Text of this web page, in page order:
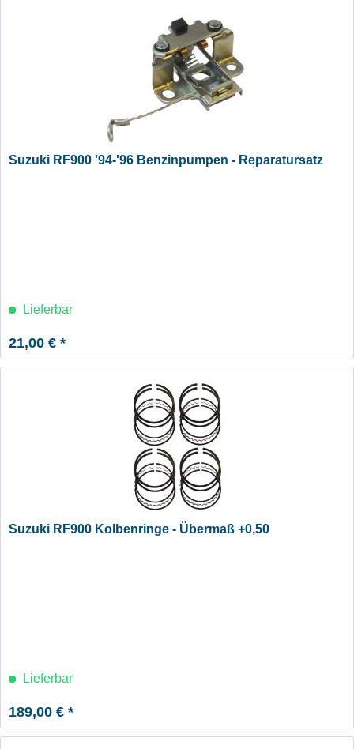
Suzuki RF900 '94-'96 Benzinpumpen - Reparatursatz
Lieferbar
21,00 € *
Suzuki RF900 Kolbenringe - Übermaß +0,50
Lieferbar
189,00 € *